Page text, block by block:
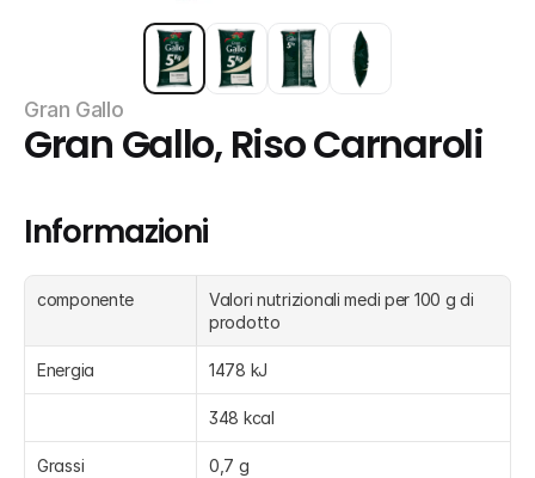
Gran Gallo
Gran Gallo, Riso Carnaroli
Informazioni
componente
Valori nutrizionali medi per 100 g di
prodotto
Energia 1478 kJ
348 kcal
Grassi 0,7 g